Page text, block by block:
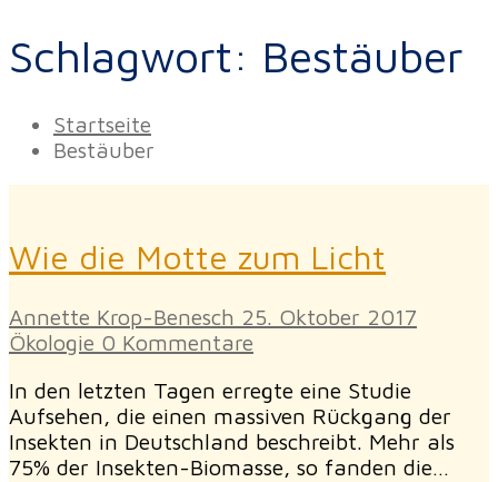
Schlagwort: Bestäuber
Startseite
Bestäuber
Wie die Motte zum Licht
Annette Krop-Benesch 25. Oktober 2017
Ökologie 0 Kommentare
In den letzten Tagen erregte eine Studie
Aufsehen, die einen massiven Rückgang der
Insekten in Deutschland beschreibt. Mehr als
75% der Insekten-Biomasse, so fanden die…